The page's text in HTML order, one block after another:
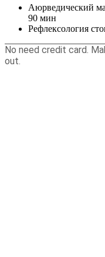
Аюрведический
90 мин
Рефлексология
No need credit card.
out.